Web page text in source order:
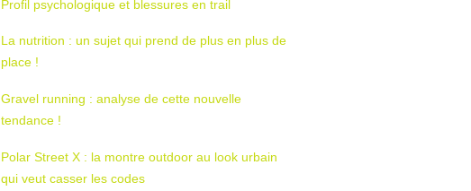
Profil psychologique et blessures en trail
La nutrition : un sujet qui prend de plus en plus de
place !
Gravel running : analyse de cette nouvelle
tendance !
Polar Street X : la montre outdoor au look urbain
qui veut casser les codes